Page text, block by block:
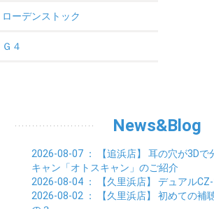
ローデンストック
Ｇ４
News&Blog
2026-08-07 ： 【追浜店】 耳の穴が3Dで
キャン「オトスキャン」のご紹介
2026-08-04 ： 【久里浜店】 デュアル
2026-08-02 ： 【久里浜店】 初めての補